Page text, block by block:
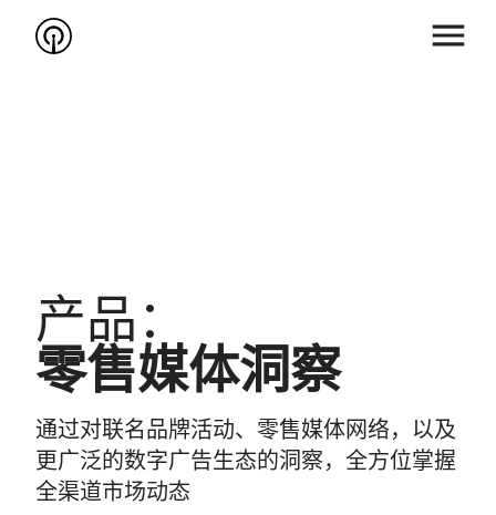
产品：
零售媒体洞察
通过对联名品牌活动、零售媒体网络，以及
更广泛的数字广告生态的洞察，全方位掌握
全渠道市场动态